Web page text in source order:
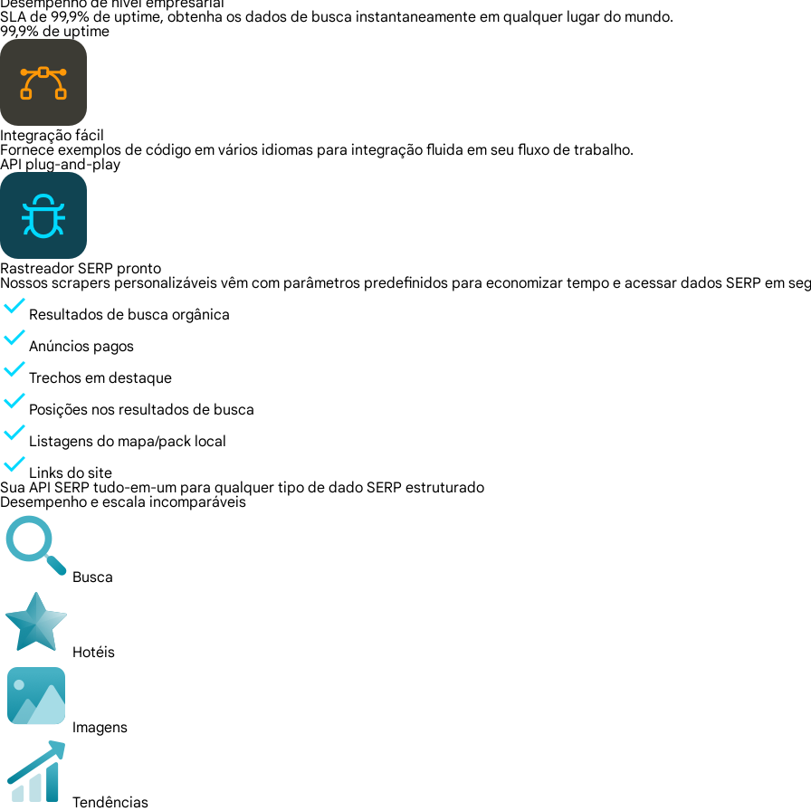
SLA de 99,9% de uptime, obtenha os dados de busca instantaneamente em qualquer lugar do mundo.
99,9% de uptime
Integração fácil
Fornece exemplos de código em vários idiomas para integração fluida em seu fluxo de trabalho.
API plug-and-play
Rastreador SERP pronto
Nossos scrapers personalizáveis vêm com parâmetros predefinidos para economizar tempo e acessar dados SERP em
Resultados de busca orgânica
Anúncios pagos
Trechos em destaque
Posições nos resultados de busca
Listagens do mapa/pack local
Links do site
Sua API SERP tudo-em-um para qualquer tipo de dado SERP estruturado
Desempenho e escala incomparáveis
Busca
Hotéis
Imagens
Tendências